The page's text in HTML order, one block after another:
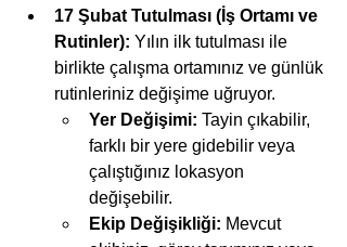
17 Şubat Tutulması (İş Ortamı ve
Rutinler): Yılın ilk tutulması ile
birlikte çalışma ortamınız ve günlük
rutinleriniz değişime uğruyor.
Yer Değişimi: Tayin çıkabilir,
farklı bir yere gidebilir veya
çalıştığınız lokasyon
değişebilir.
Ekip Değişikliği: Mevcut